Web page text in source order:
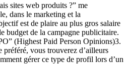
sites web produits ?” me
dans le marketing et la
est de plaire au plus gros salaire
budget de la campagne publicitaire.
(Highest Paid Person Opinions)3.
préféré, vous trouverez d’ailleurs
gérer ce type de profil lors d’un